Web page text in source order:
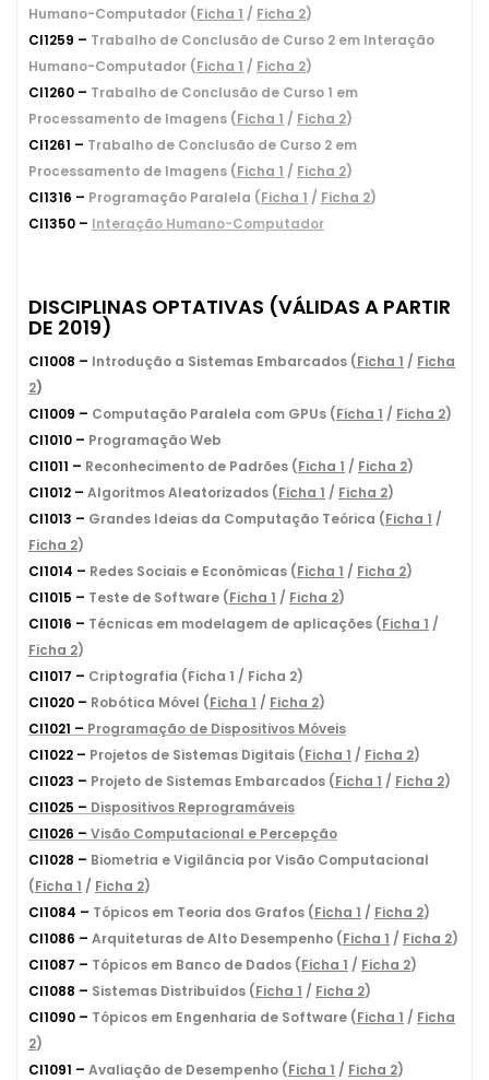
Humano-Computador (Ficha 1 / Ficha 2)
CI1259 – Trabalho de Conclusão de Curso 2 em Interação
Humano-Computador (Ficha 1 / Ficha 2)
CI1260 – Trabalho de Conclusão de Curso 1 em
Processamento de Imagens (Ficha 1 / Ficha 2)
CI1261 – Trabalho de Conclusão de Curso 2 em
Processamento de Imagens (Ficha 1 / Ficha 2)
CI1316 – Programação Paralela (Ficha 1 / Ficha 2)
CI1350 – Interação Humano-Computador
DISCIPLINAS OPTATIVAS (VÁLIDAS A PARTIR
DE 2019)
CI1008 – Introdução a Sistemas Embarcados (Ficha 1 / Ficha
2)
CI1009 – Computação Paralela com GPUs (Ficha 1 / Ficha 2)
CI1010 – Programação Web
CI1011 – Reconhecimento de Padrões (Ficha 1 / Ficha 2)
CI1012 – Algoritmos Aleatorizados (Ficha 1 / Ficha 2)
CI1013 – Grandes Ideias da Computação Teórica (Ficha 1 /
Ficha 2)
CI1014 – Redes Sociais e Econômicas (Ficha 1 / Ficha 2)
CI1015 – Teste de Software (Ficha 1 / Ficha 2)
CI1016 – Técnicas em modelagem de aplicações (Ficha 1 /
Ficha 2)
CI1017 – Criptografia (Ficha 1 / Ficha 2)
CI1020 – Robótica Móvel (Ficha 1 / Ficha 2)
CI1021 – Programação de Dispositivos Móveis
CI1022 – Projetos de Sistemas Digitais (Ficha 1 / Ficha 2)
CI1023 – Projeto de Sistemas Embarcados (Ficha 1 / Ficha 2)
CI1025 – Dispositivos Reprogramáveis
CI1026 – Visão Computacional e Percepção
CI1028 – Biometria e Vigilância por Visão Computacional
(Ficha 1 / Ficha 2)
CI1084 – Tópicos em Teoria dos Grafos (Ficha 1 / Ficha 2)
CI1086 – Arquiteturas de Alto Desempenho (Ficha 1 / Ficha 2)
CI1087 – Tópicos em Banco de Dados (Ficha 1 / Ficha 2)
CI1088 – Sistemas Distribuídos (Ficha 1 / Ficha 2)
CI1090 – Tópicos em Engenharia de Software (Ficha 1 / Ficha
2)
CI1091 – Avaliação de Desempenho (Ficha 1 / Ficha 2)